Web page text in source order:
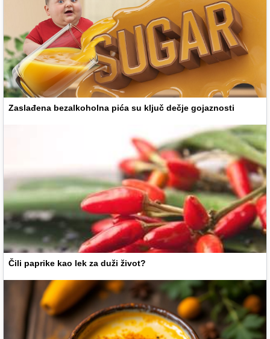
Zaslađena bezalkoholna pića su ključ dečje gojaznosti
Čili paprike kao lek za duži život?